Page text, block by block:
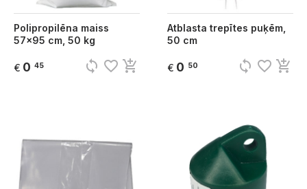
Polipropilēna maiss
57x95 cm, 50 kg
€ 0 45 sync favorite_border add_shopping_cart
Atblasta trepītes puķēm,
50 cm
€ 0 50 sync favorite_border add_shopping_cart